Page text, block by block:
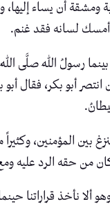
ومشقة أن يساء
لسانه فقد غنم.
رسولُ اللهِ صلَّى اللهُ
انتصر أبو بكر، فقال
بين المؤمنين،
كان من حقه الرد
ألا نأخذ قراراتنا